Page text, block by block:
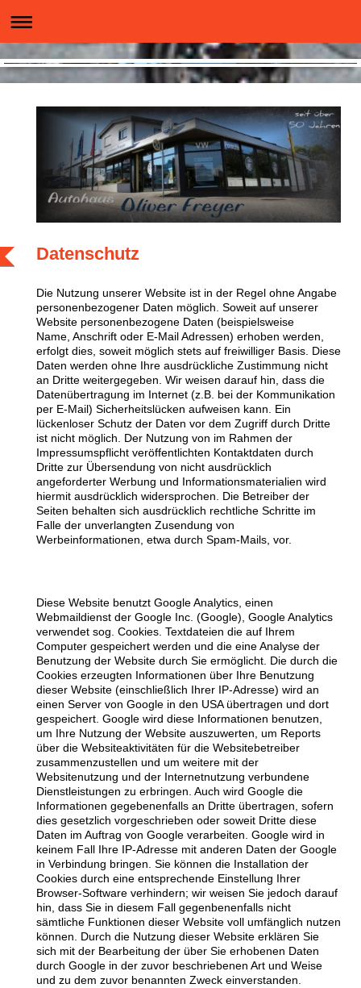
Datenschutz
Die Nutzung unserer Website ist in der Regel ohne Angabe
personenbezogener Daten möglich. Soweit auf unserer
Website personenbezogene Daten (beispielsweise
Name, Anschrift oder E-Mail Adressen) erhoben werden,
erfolgt dies, soweit möglich stets auf freiwilliger Basis. Diese
Daten werden ohne Ihre ausdrückliche Zustimmung nicht
an Dritte weitergegeben. Wir weisen darauf hin, dass die
Datenübertragung im Internet (z.B. bei der Kommunikation
per E-Mail) Sicherheitslücken aufweisen kann. Ein
lückenloser Schutz der Daten vor dem Zugriff durch Dritte
ist nicht möglich. Der Nutzung von im Rahmen der
Impressumspflicht veröffentlichten Kontaktdaten durch
Dritte zur Übersendung von nicht ausdrücklich
angeforderter Werbung und Informationsmaterialien wird
hiermit ausdrücklich widersprochen. Die Betreiber der
Seiten behalten sich ausdrücklich rechtliche Schritte im
Falle der unverlangten Zusendung von
Werbeinformationen, etwa durch Spam-Mails, vor.
Diese Website benutzt Google Analytics, einen
Webmaildienst der Google Inc. (Google), Google Analytics
verwendet sog. Cookies. Textdateien die auf Ihrem
Computer gespeichert werden und die eine Analyse der
Benutzung der Website durch Sie ermöglicht. Die durch die
Cookies erzeugten Informationen über Ihre Benutzung
dieser Website (einschließlich Ihrer IP-Adresse) wird an
einen Server von Google in den USA übertragen und dort
gespeichert. Google wird diese Informationen benutzen,
um Ihre Nutzung der Website auszuwerten, um Reports
über die Websiteaktivitäten für die Websitebetreiber
zusammenzustellen und um weitere mit der
Websitenutzung und der Internetnutzung verbundene
Dienstleistungen zu erbringen. Auch wird Google die
Informationen gegebenenfalls an Dritte übertragen, sofern
dies gesetzlich vorgeschrieben oder soweit Dritte diese
Daten im Auftrag von Google verarbeiten. Google wird in
keinem Fall Ihre IP-Adresse mit anderen Daten der Google
in Verbindung bringen. Sie können die Installation der
Cookies durch eine entsprechende Einstellung Ihrer
Browser-Software verhindern; wir weisen Sie jedoch darauf
hin, dass Sie in diesem Fall gegenbenenfalls nicht
sämtliche Funktionen dieser Website voll umfänglich nutzen
können. Durch die Nutzung dieser Website erklären Sie
sich mit der Bearbeitung der über Sie erhobenen Daten
durch Google in der zuvor beschriebenen Art und Weise
und zu dem zuvor benannten Zweck einverstanden.